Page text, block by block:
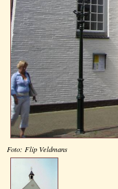
Foto: Flip Veldmans